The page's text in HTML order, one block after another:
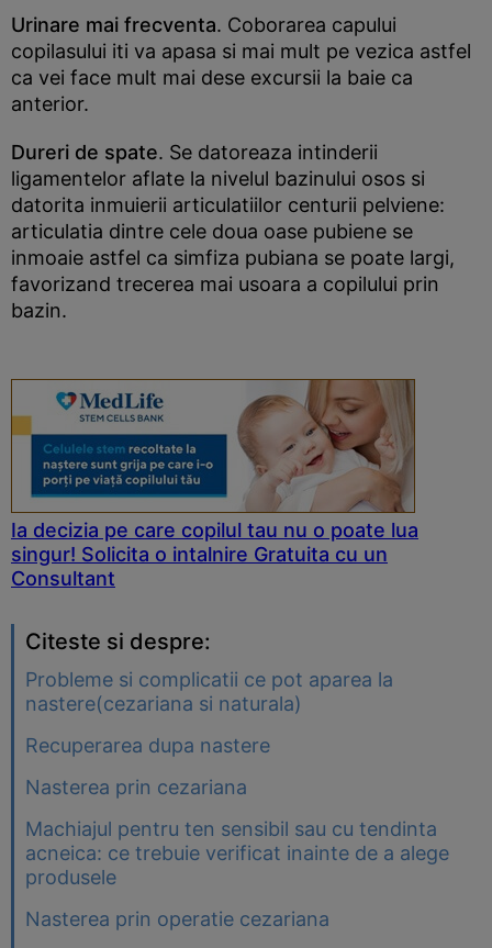
Urinare mai frecventa. Coborarea capului
copilasului iti va apasa si mai mult pe vezica astfel
ca vei face mult mai dese excursii la baie ca
anterior.
Dureri de spate. Se datoreaza intinderii
ligamentelor aflate la nivelul bazinului osos si
datorita inmuierii articulatiilor centurii pelviene:
articulatia dintre cele doua oase pubiene se
inmoaie astfel ca simfiza pubiana se poate largi,
favorizand trecerea mai usoara a copilului prin
bazin.
Ia decizia pe care copilul tau nu o poate lua
singur! Solicita o intalnire Gratuita cu un
Consultant
Citeste si despre:
Probleme si complicatii ce pot aparea la
nastere(cezariana si naturala)
Recuperarea dupa nastere
Nasterea prin cezariana
Machiajul pentru ten sensibil sau cu tendinta
acneica: ce trebuie verificat inainte de a alege
produsele
Nasterea prin operatie cezariana